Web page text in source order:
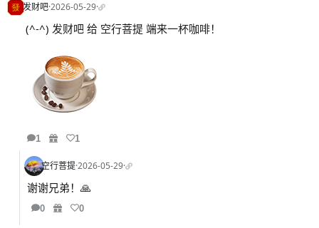
发财吧·2026-05-29·
(^-^) 发财吧 给 空行菩提 端来一杯咖啡！
1 1
空行菩提·2026-05-29·
谢谢兄弟！🙏
0 0